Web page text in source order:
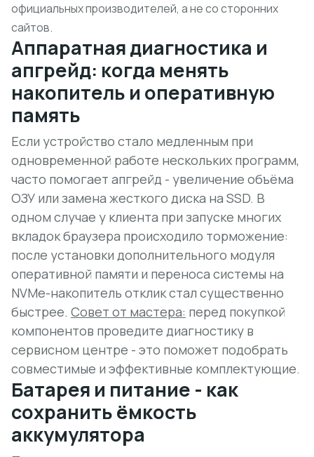
официальных производителей, а не со сторонних
сайтов.
Аппаратная диагностика и
апгрейд: когда менять
накопитель и оперативную
память
Если устройство стало медленным при
одновременной работе нескольких программ,
часто помогает апгрейд - увеличение объёма
ОЗУ или замена жесткого диска на SSD. В
одном случае у клиента при запуске многих
вкладок браузера происходило торможение:
после установки дополнительного модуля
оперативной памяти и переноса системы на
NVMe-накопитель отклик стал существенно
быстрее. Совет от мастера: перед покупкой
компонентов проведите диагностику в
сервисном центре - это поможет подобрать
совместимые и эффективные комплектующие.
Батарея и питание - как
сохранить ёмкость
аккумулятора